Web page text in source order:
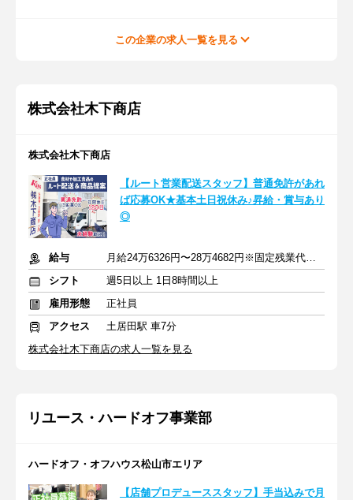
この企業の求人一覧を見る
株式会社木下商店
株式会社木下商店
【ルート営業配送スタッフ】普通免許があれ
ば応募OK★基本土日祝休み♪昇給・賞与あり
◎
給与
月給24万6326円〜28万4682円※固定残業代を含む
シフト
週5日以上 1日8時間以上
雇用形態
正社員
アクセス
土居田駅 車7分
株式会社木下商店の求人一覧を見る
リユース・ハードオフ事業部
ハードオフ・オフハウス松山市エリア
【店舗プロデューススタッフ】手当込みで月